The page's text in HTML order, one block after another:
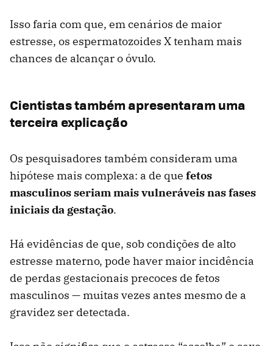
Isso faria com que, em cenários de maior
estresse, os espermatozoides X tenham mais
chances de alcançar o óvulo.
Cientistas também apresentaram uma
terceira explicação
Os pesquisadores também consideram uma
hipótese mais complexa: a de que fetos
masculinos seriam mais vulneráveis nas fases
iniciais da gestação.
Há evidências de que, sob condições de alto
estresse materno, pode haver maior incidência
de perdas gestacionais precoces de fetos
masculinos — muitas vezes antes mesmo de a
gravidez ser detectada.